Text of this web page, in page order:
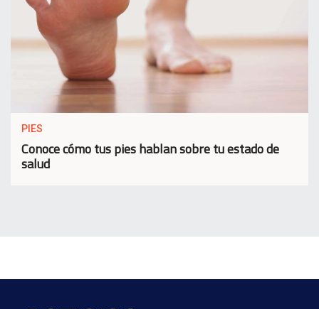
PIES
Conoce cómo tus pies hablan sobre tu estado de
salud